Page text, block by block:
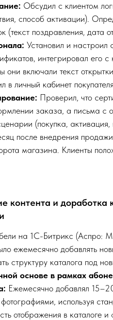
Обсудил с клиентом
способ активации).
(текст поздравления, дата
Установил и настроил
интегрировал его
они включали текст
в личный кабинет
Проверил, что
заказа, а письма с
(покупка, активация,
после внедрения
магазина. Клиенты
контента и доработка
на 1С-Битрикс (Аспро:
ежемесячно добавлять
структуру каталога под
основе в рамках
Ежемесячно добавлял
используя
отображения в каталоге и